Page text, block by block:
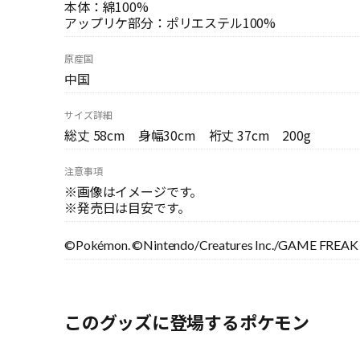
本体：綿100%
アップリケ部分：ポリエステル100%
原産国
中国
サイズ詳細
総丈 58cm 身幅30cm 裄丈 37cm 200g
注意事項
※画像はイメージです。
※発売日は目安です。
©Pokémon. ©Nintendo/Creatures Inc./GAME FREAK
このグッズに登場するポケモン